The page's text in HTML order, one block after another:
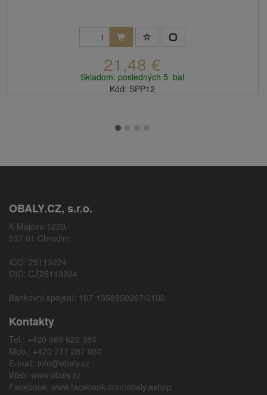
21,48 €
Skladom: posledných 5 bal
Kód: SPP12
OBALY.CZ, s.r.o.
K Májovu 1229,
537 01 Chrudim
IČO: 25113224
DIČ: CZ25113224
Bankovní spojení: 107-1358950267/0100
Kontakty
Tel.: +420 469 620 384
Mob.: +420 737 287 080
E-mail: info@obaly.cz
Web: www.obaly.cz
Facebook: www.facebook.com/obaly.eshop